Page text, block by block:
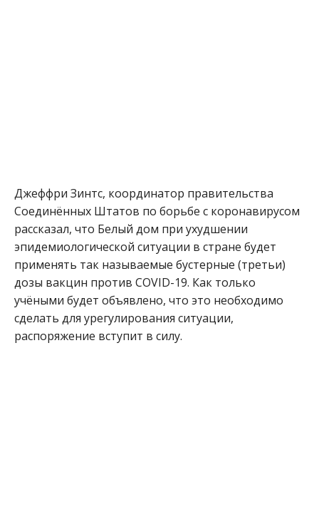
Джеффри Зинтс, координатор правительства
Соединённых Штатов по борьбе с коронавирусом
рассказал, что Белый дом при ухудшении
эпидемиологической ситуации в стране будет
применять так называемые бустерные (третьи)
дозы вакцин против COVID-19. Как только
учёными будет объявлено, что это необходимо
сделать для урегулирования ситуации,
распоряжение вступит в силу.